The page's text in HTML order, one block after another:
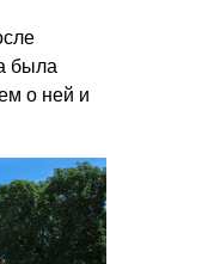
была
о ней и